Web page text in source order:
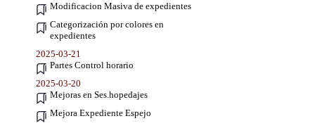
Modificacion Masiva de expedientes
Categorización por colores en
expedientes
2025-03-21
Partes Control horario
2025-03-20
Mejoras en Ses.hopedajes
Mejora Expediente Espejo